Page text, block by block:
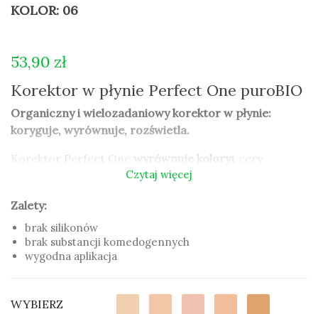
KOLOR: 06
53,90 zł
Korektor w płynie Perfect One puroBIO
Organiczny i wielozadaniowy korektor w płynie:
koryguje, wyrównuje, rozświetla.
Korektor Perfect One wyrównuje koloryt cery
świetlisty i naturalny efekt
Korektor jest idealny do każdego rodzaju cery, także
dojrzałej, maskuje cienie pod oczami
niedoskonałości, bez obciążania, nie osadza się w
drobnych zmarszczkach.
większe partie twarzy zamiast podkładu.
Czytaj więcej
Zalety:
brak silikonów
brak substancji komedogennych
wygodna aplikacja
WYBIERZ